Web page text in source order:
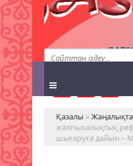
Қазалы »
жалпыхалықтық
шығаруға дайын –